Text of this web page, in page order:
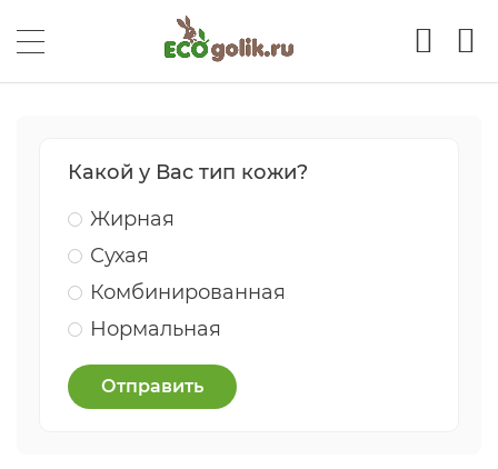
Какой у Вас тип кожи?
Жирная
Сухая
Комбинированная
Нормальная
Отправить